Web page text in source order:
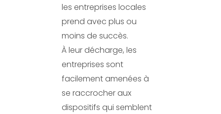
les entreprises locales
prend avec plus ou
moins de succès.
À leur décharge, les
entreprises sont
facilement amenées à
se raccrocher aux
dispositifs qui semblent